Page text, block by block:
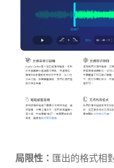
局限性： 匯出的格式相